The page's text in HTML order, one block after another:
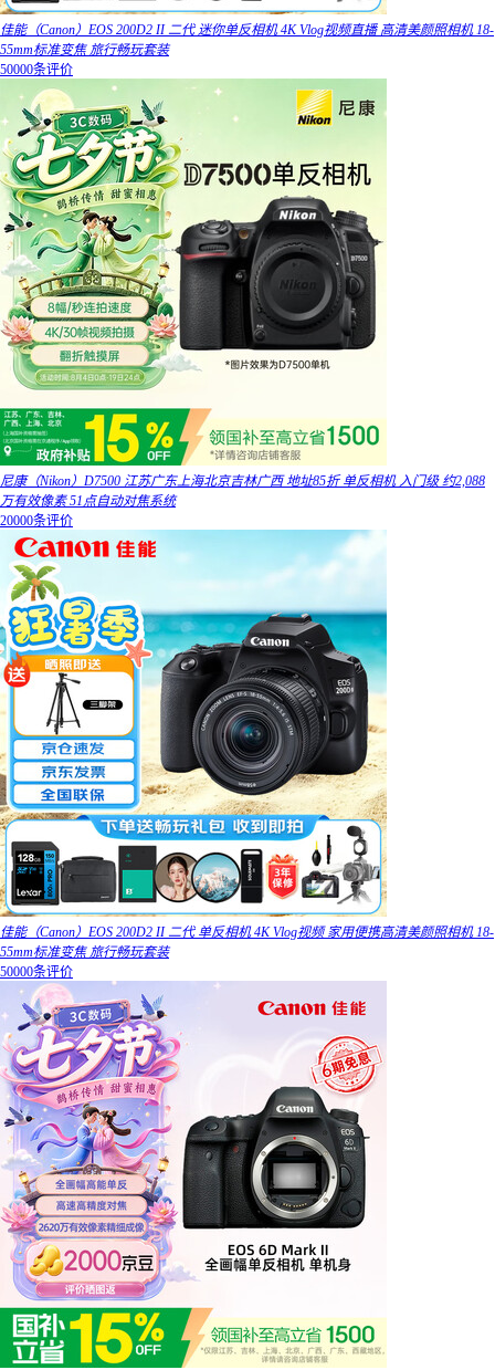
佳能（Canon）EOS 200D2 II 二代 迷你单反相机 4K Vlog视频直播 高清美颜照相机 18-
55mm标准变焦 旅行畅玩套装
50000条评价
尼康（Nikon）D7500 江苏广东上海北京吉林广西 地址85折 单反相机 入门级 约2,088
万有效像素 51点自动对焦系统
20000条评价
佳能（Canon）EOS 200D2 II 二代 单反相机 4K Vlog视频 家用便携高清美颜照相机 18-
55mm标准变焦 旅行畅玩套装
50000条评价